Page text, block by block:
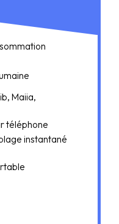
Maiia,
téléphone
instantané